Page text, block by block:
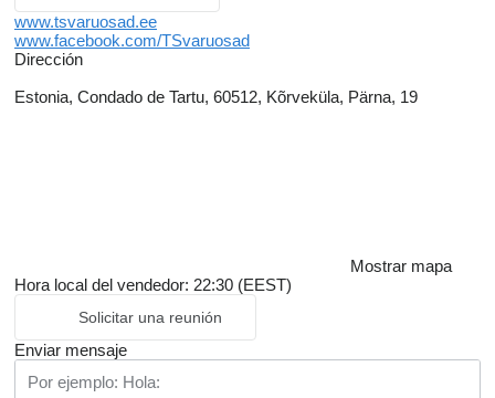
www.tsvaruosad.ee
www.facebook.com/TSvaruosad
Dirección
Estonia, Condado de Tartu, 60512, Kõrveküla, Pärna, 19
Mostrar mapa
Hora local del vendedor: 22:30 (EEST)
Solicitar una reunión
Enviar mensaje